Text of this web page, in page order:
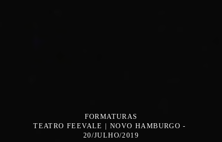
FORMATURAS
TEATRO FEEVALE | NOVO HAMBURGO
20/JULHO/2019